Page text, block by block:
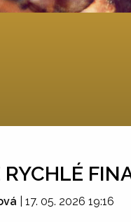
17. 05. 2026 19:16